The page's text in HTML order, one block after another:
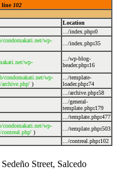
line102
Location
.../index.php:0
condomakati.net/wp-
.../index.php:35
wp-
.../wp-blog-
header.php:16
condomakati.net/wp-
archive.php' )
.../template-
loader.php:74
.../archive.php:58
.../general-
template.php:179
.../template.php:477
condomakati.net/wp-
contreal.php' )
.../template.php:503
.../contreal.php:102
Street, Salcedo